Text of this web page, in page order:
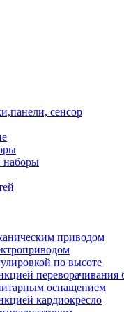
сенсор
наборы
приводом
по высоте
переворачивания
оснащением
кардиокресло